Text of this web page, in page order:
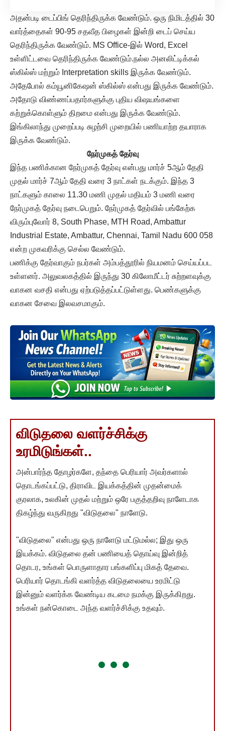
அதன்படி டைப்பிங் தெரிந்திருக்க வேண்டும். ஒரு நிமிடத்தில் 30
வார்த்தைகள் 90-95 சதவீத பிழைகள் இன்றி டைப் செய்ய
தெரிந்திருக்க வேண்டும். MS Office-இல் Word, Excel
உள்ளிட்டவை தெரிந்திருக்க வேண்டும்.நல்ல அனலிட்டிக்கல்
ஸ்கில்ஸ் மற்றும் Interpretation skills இருக்க வேண்டும்.
அதேபோல் கம்யூனிகேஷன் ஸ்கில்ஸ் என்பது இருக்க வேண்டும்.
அதோடு விண்ணப்பதார்களுக்கு புதிய விஷயங்களை
கற்றுக்கொள்ளும் திறமை என்பது இருக்க வேண்டும்.
இங்கிலாந்து முறைப்படி சுழற்சி முறையில் பணியாற்ற தயாராக
இருக்க வேண்டும்.
நேர்முகத் தேர்வு
இந்த பணிக்கான நேர்முகத் தேர்வு என்பது மார்ச் 5ஆம் தேதி
முதல் மார்ச் 7ஆம் தேதி வரை 3 நாட்கள் நடக்கும். இந்த 3
நாட்களும் காலை 11.30 மணி முதல் மதியம் 3 மணி வரை
நேர்முகத் தேர்வு நடைபெறும். நேர்முகத் தேர்வில் பங்கேற்க
விரும்புவோர் 8, South Phase, MTH Road, Ambattur
Industrial Estate, Ambattur, Chennai, Tamil Nadu 600 058
என்ற முகவரிக்கு செல்ல வேண்டும்.
பணிக்கு தேர்வாகும் நபர்கள் அம்பத்தூரில் நியமனம் செய்யப்பட
உள்ளனர். அலுவலகத்தில் இருந்து 30 கிலோமீட்டர் சுற்றளவுக்கு
வாகன வசதி என்பது ஏற்படுத்தப்பட்டுள்ளது. பெண்களுக்கு
வாகன சேவை இலவசமாகும்.
விடுதலை வளர்ச்சிக்கு
உரமிடுங்கள்..
அன்பார்ந்த தோழர்களே, தந்தை பெரியார் அவர்களால்
தொடங்கப்பட்டு, திராவிட இயக்கத்தின் முதன்மைக்
குரலாக, உலகின் முதல் மற்றும் ஒரே பகுத்தறிவு நாளேடாக
திகழ்ந்து வருகிறது "விடுதலை" நாளேடு.
"விடுதலை" என்பது ஒரு நாளேடு மட்டுமல்ல; இது ஒரு
இயக்கம். விடுதலை தன் பணியைத் தொய்வு இன்றித்
தொடர, உங்கள் பொருளாதார பங்களிப்பு மிகத் தேவை.
பெரியார் தொடங்கி வளர்த்த விடுதலையை உரமிட்டு
இன்னும் வளர்க்க வேண்டிய கடமை நமக்கு இருக்கிறது.
உங்கள் நன்கொடை அந்த வளர்ச்சிக்கு உதவும்.